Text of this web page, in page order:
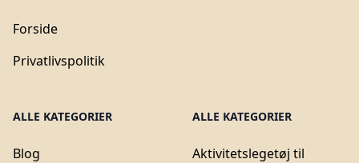
Forside
Privatlivspolitik
ALLE KATEGORIER
Blog
ALLE KATEGORIER
Aktivitetslegetøj til